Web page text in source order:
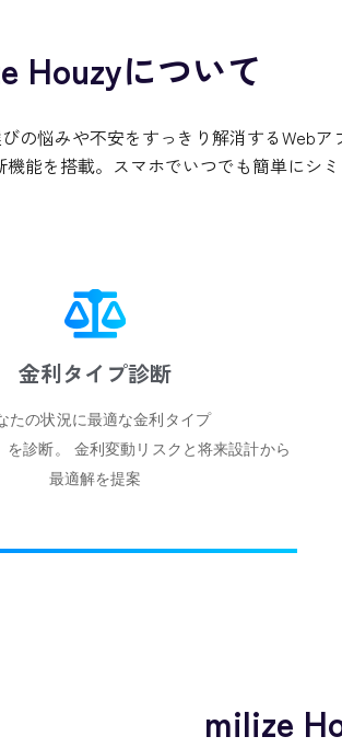
Houzyについて
の悩みや不安をすっきり解消するWebア
機能を搭載。スマホでいつでも簡単にシ
可能額シミュレーション
年収や他の借入状況から、
可能な金額の目安を算出。
住宅価格の検討をサポートします。
milize